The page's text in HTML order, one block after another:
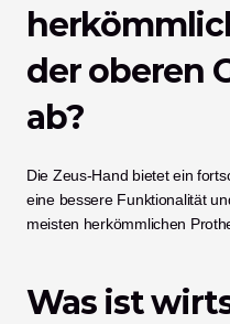
der oberen
ab?
Die Zeus-Hand bietet ein
eine bessere Funktionalität
meisten herkömmlichen
Was ist